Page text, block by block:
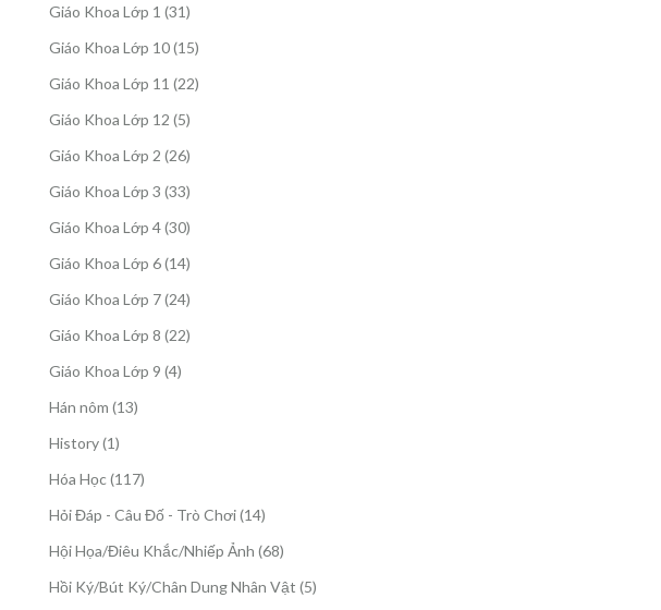
phẩm
Giáo Khoa Lớp 1 3131
phẩm
Giáo Khoa Lớp 10 1515
phẩm
Giáo Khoa Lớp 11 2222
Giáo Khoa Lớp 12 55
phẩm
Giáo Khoa Lớp 2 2626
phẩm
Giáo Khoa Lớp 3 3333
phẩm
Giáo Khoa Lớp 4 3030
phẩm
Giáo Khoa Lớp 6 1414
phẩm
Giáo Khoa Lớp 7 2424
phẩm
Giáo Khoa Lớp 8 2222
Giáo Khoa Lớp 9 44
Hán nôm 1313
History 11
phẩm
Hóa Học 117117
Hỏi Đáp - Câu Đố - Trò Chơi 1414
phẩm
Hội Họa/Điêu Khắc/Nhiếp Ảnh 6868
phẩm
Hồi Ký/Bút Ký/Chân Dung Nhân Vật 55